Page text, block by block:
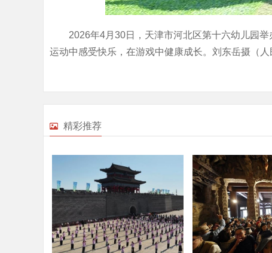
2026年4月30日，天津市河北区第十六幼儿园
运动中感受快乐，在游戏中健康成长。刘东岳摄（人
精彩推荐